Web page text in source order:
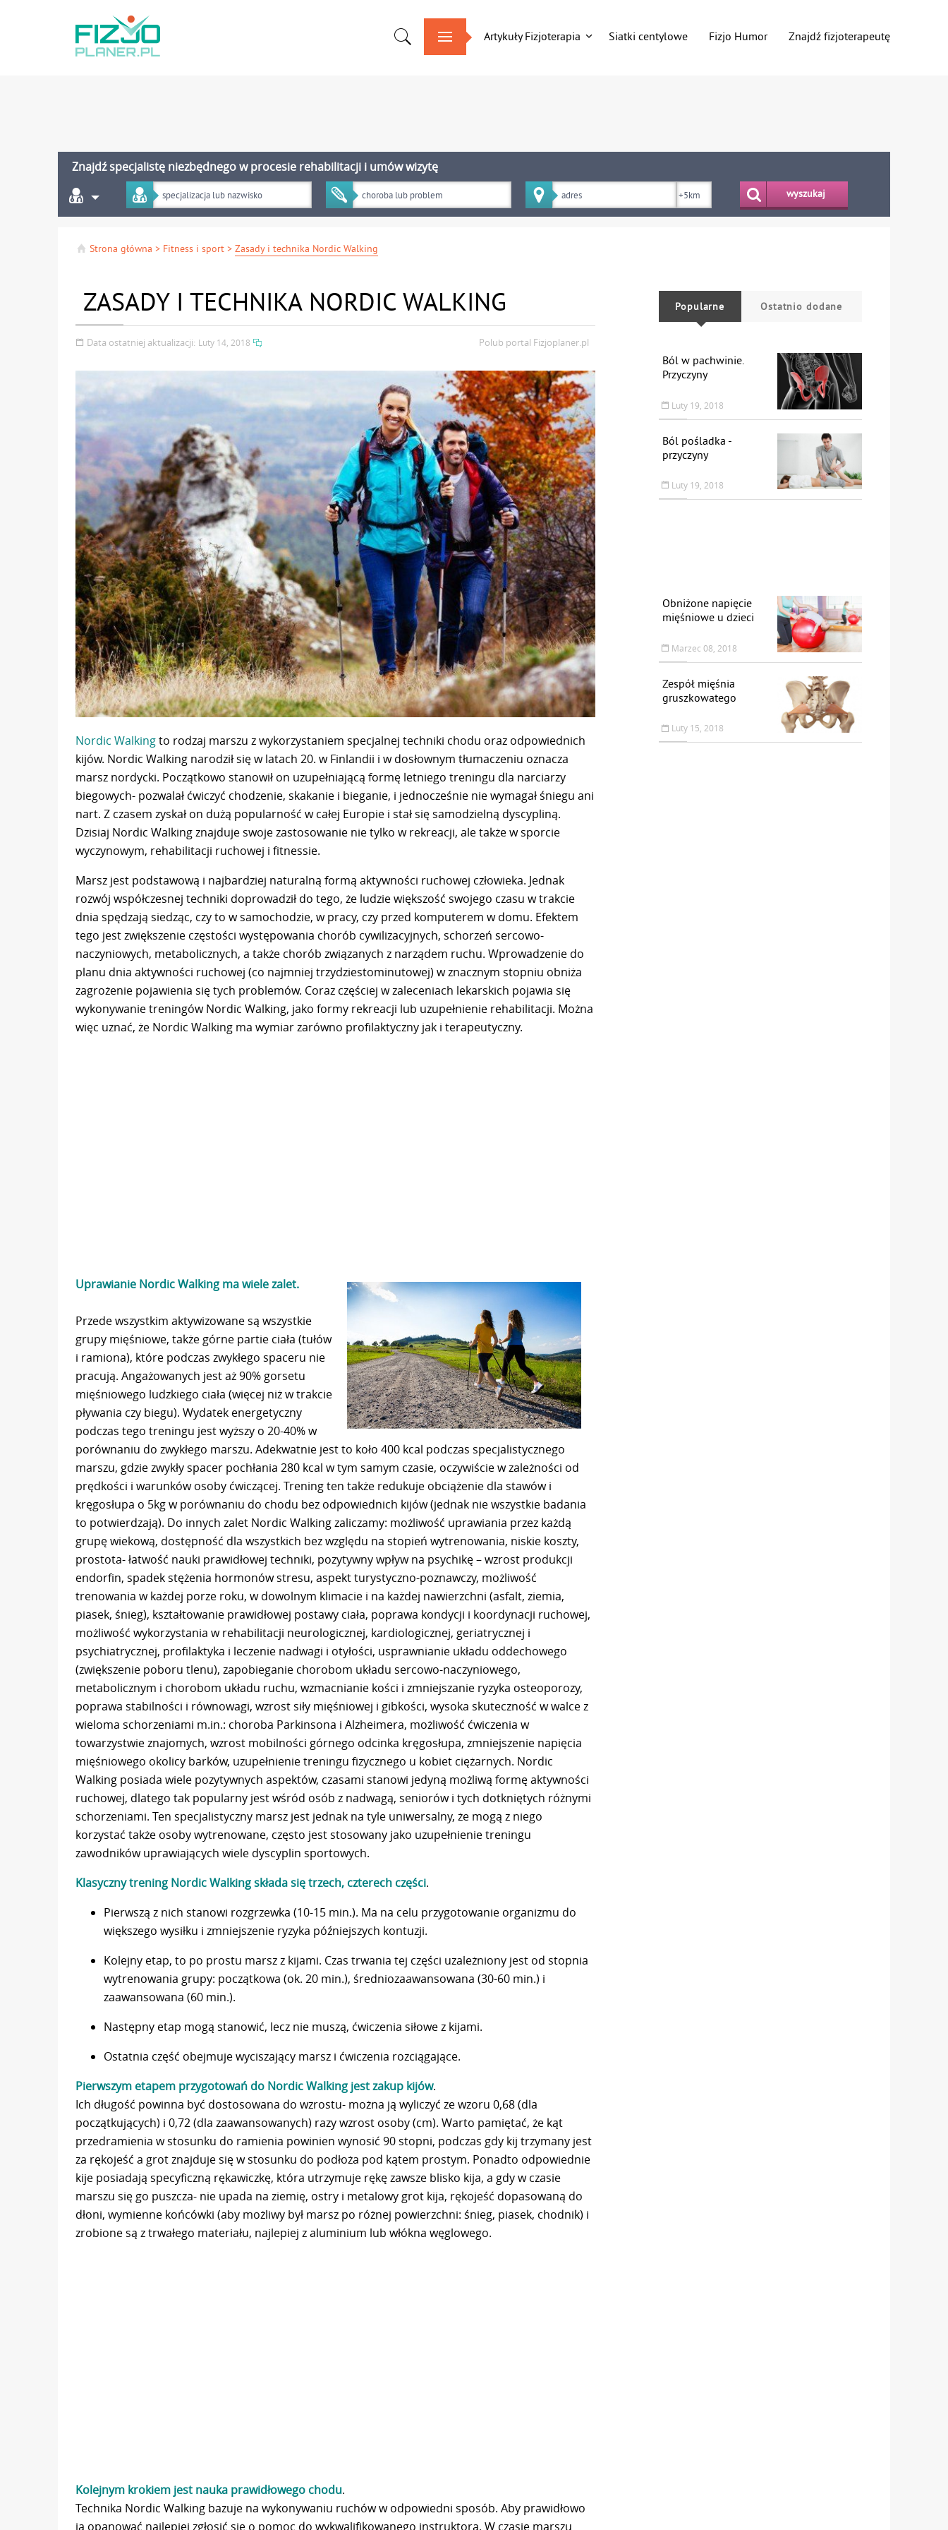
Artykuły Fizjoterapia Siatki centylowe Fizjo Humor Znajdź fizjoterapeutę
Znajdź specjalistę niezbędnego w procesie rehabilitacji i umów wizytę
wyszukaj
Strona główna > Fitness i sport >Zasady i technika Nordic Walking
ZASADY I TECHNIKA NORDIC WALKING
Data ostatniej aktualizacji: Luty 14, 2018 Polub portal Fizjoplaner.pl
Nordic Walkingto rodzaj marszu z wykorzystaniem specjalnej techniki chodu oraz odpowiednich
kijów. Nordic Walking narodził się w latach 20. w Finlandii i w dosłownym tłumaczeniu oznacza
marsz nordycki. Początkowo stanowił on uzupełniającą formę letniego treningu dla narciarzy
biegowych- pozwalał ćwiczyć chodzenie, skakanie i bieganie, i jednocześnie nie wymagał śniegu ani
nart. Z czasem zyskał on dużą popularność w całej Europie i stał się samodzielną dyscypliną.
Dzisiaj Nordic Walking znajduje swoje zastosowanie nie tylko w rekreacji, ale także w sporcie
wyczynowym, rehabilitacji ruchowej i fitnessie.
Marsz jest podstawową i najbardziej naturalną formą aktywności ruchowej człowieka. Jednak
rozwój współczesnej techniki doprowadził do tego, że ludzie większość swojego czasu w trakcie
dnia spędzają siedząc, czy to w samochodzie, w pracy, czy przed komputerem w domu. Efektem
tego jest zwiększenie częstości występowania chorób cywilizacyjnych, schorzeń sercowo-
naczyniowych, metabolicznych, a także chorób związanych z narządem ruchu. Wprowadzenie do
planu dnia aktywności ruchowej (co najmniej trzydziestominutowej) w znacznym stopniu obniża
zagrożenie pojawienia się tych problemów. Coraz częściej w zaleceniach lekarskich pojawia się
wykonywanie treningów Nordic Walking, jako formy rekreacji lub uzupełnienie rehabilitacji. Można
więc uznać, że Nordic Walking ma wymiar zarówno profilaktyczny jak i terapeutyczny.
Uprawianie Nordic Walking ma wiele zalet.
Przede wszystkim aktywizowane są wszystkie
grupy mięśniowe, także górne partie ciała (tułów
i ramiona), które podczas zwykłego spaceru nie
pracują. Angażowanych jest aż 90% gorsetu
mięśniowego ludzkiego ciała (więcej niż w trakcie
pływania czy biegu). Wydatek energetyczny
podczas tego treningu jest wyższy o 20-40% w
porównaniu do zwykłego marszu. Adekwatnie jest to koło 400 kcal podczas specjalistycznego
marszu, gdzie zwykły spacer pochłania 280 kcal w tym samym czasie, oczywiście w zależności od
prędkości i warunków osoby ćwiczącej. Trening ten także redukuje obciążenie dla stawów i
kręgosłupa o 5kg w porównaniu do chodu bez odpowiednich kijów (jednak nie wszystkie badania
to potwierdzają). Do innych zalet Nordic Walking zaliczamy: możliwość uprawiania przez każdą
grupę wiekową, dostępność dla wszystkich bez względu na stopień wytrenowania, niskie koszty,
prostota- łatwość nauki prawidłowej techniki, pozytywny wpływ na psychikę – wzrost produkcji
endorfin, spadek stężenia hormonów stresu, aspekt turystyczno-poznawczy, możliwość
trenowania w każdej porze roku, w dowolnym klimacie i na każdej nawierzchni (asfalt, ziemia,
piasek, śnieg), kształtowanie prawidłowej postawy ciała, poprawa kondycji i koordynacji ruchowej,
możliwość wykorzystania w rehabilitacji neurologicznej, kardiologicznej, geriatrycznej i
psychiatrycznej, profilaktyka i leczenie nadwagi i otyłości, usprawnianie układu oddechowego
(zwiększenie poboru tlenu), zapobieganie chorobom układu sercowo-naczyniowego,
metabolicznym i chorobom układu ruchu, wzmacnianie kości i zmniejszanie ryzyka osteoporozy,
poprawa stabilności i równowagi, wzrost siły mięśniowej i gibkości, wysoka skuteczność w walce z
wieloma schorzeniami m.in.: choroba Parkinsona i Alzheimera, możliwość ćwiczenia w
towarzystwie znajomych, wzrost mobilności górnego odcinka kręgosłupa, zmniejszenie napięcia
mięśniowego okolicy barków, uzupełnienie treningu fizycznego u kobiet ciężarnych. Nordic
Walking posiada wiele pozytywnych aspektów, czasami stanowi jedyną możliwą formę aktywności
ruchowej, dlatego tak popularny jest wśród osób z nadwagą, seniorów i tych dotkniętych różnymi
schorzeniami. Ten specjalistyczny marsz jest jednak na tyle uniwersalny, że mogą z niego
korzystać także osoby wytrenowane, często jest stosowany jako uzupełnienie treningu
zawodników uprawiających wiele dyscyplin sportowych.
Klasyczny trening Nordic Walking składa się trzech, czterech części.
Pierwszą z nich stanowi rozgrzewka (10-15 min.). Ma na celu przygotowanie organizmu do
większego wysiłku i zmniejszenie ryzyka późniejszych kontuzji.
Kolejny etap, to po prostu marsz z kijami. Czas trwania tej części uzależniony jest od stopnia
wytrenowania grupy: początkowa (ok. 20 min.), średniozaawansowana (30-60 min.) i
zaawansowana (60 min.).
Następny etap mogą stanowić, lecz nie muszą, ćwiczenia siłowe z kijami.
Ostatnia część obejmuje wyciszający marsz i ćwiczenia rozciągające.
Pierwszym etapem przygotowań do Nordic Walking jest zakup kijów.
Ich długość powinna być dostosowana do wzrostu- można ją wyliczyć ze wzoru 0,68 (dla
początkujących) i 0,72 (dla zaawansowanych) razy wzrost osoby (cm). Warto pamiętać, że kąt
przedramienia w stosunku do ramienia powinien wynosić 90 stopni, podczas gdy kij trzymany jest
za rękojeść a grot znajduje się w stosunku do podłoża pod kątem prostym. Ponadto odpowiednie
kije posiadają specyficzną rękawiczkę, która utrzymuje rękę zawsze blisko kija, a gdy w czasie
marszu się go puszcza- nie upada na ziemię, ostry i metalowy grot kija, rękojeść dopasowaną do
dłoni, wymienne końcówki (aby możliwy był marsz po różnej powierzchni: śnieg, piasek, chodnik) i
zrobione są z trwałego materiału, najlepiej z aluminium lub włókna węglowego.
Kolejnym krokiem jest nauka prawidłowego chodu.
Technika Nordic Walking bazuje na wykonywaniu ruchów w odpowiedni sposób. Aby prawidłowo
ją opanować najlepiej zgłosić się o pomoc do wykwalifikowanego instruktora. W czasie marszu
Popularne Ostatnio dodane
Ból w pachwinie.
Przyczyny
Luty 19, 2018
Ból pośladka -
przyczyny
Luty 19, 2018
Obniżone napięcie
mięśniowe u dzieci
Marzec 08, 2018
Zespół mięśnia
gruszkowatego
Luty 15, 2018